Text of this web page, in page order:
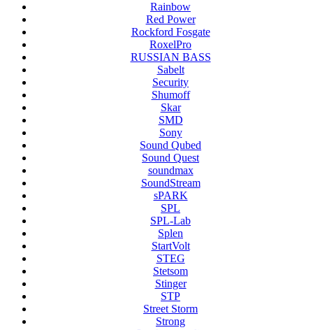
Rainbow
Red Power
Rockford Fosgate
RoxelPro
RUSSIAN BASS
Sabelt
Security
Shumoff
Skar
SMD
Sony
Sound Qubed
Sound Quest
soundmax
SoundStream
sPARK
SPL
SPL-Lab
Splen
StartVolt
STEG
Stetsom
Stinger
STP
Street Storm
Strong